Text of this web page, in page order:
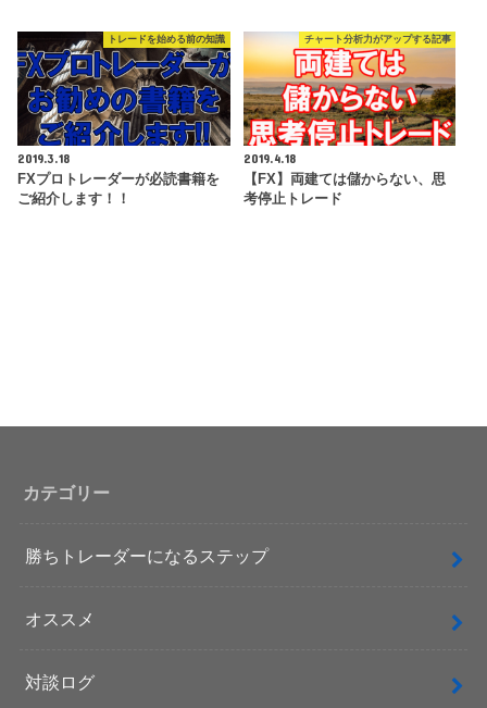
トレードを始める前の知識
2019.3.18
FXプロトレーダーが必読書籍を
ご紹介します！！
チャート分析力がアップする記事
2019.4.18
【FX】両建ては儲からない、思
考停止トレード
カテゴリー
勝ちトレーダーになるステップ
オススメ
対談ログ